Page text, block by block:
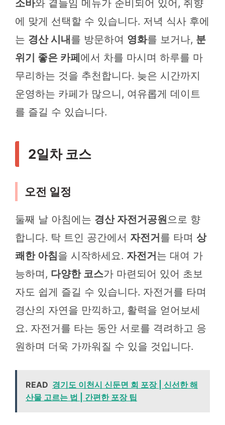
소바와 곁들임 메뉴가 준비되어 있어, 취향
에 맞게 선택할 수 있습니다. 저녁 식사 후에
는 경산 시내를 방문하여 영화를 보거나, 분
위기 좋은 카페에서 차를 마시며 하루를 마
무리하는 것을 추천합니다. 늦은 시간까지
운영하는 카페가 많으니, 여유롭게 데이트
를 즐길 수 있습니다.
2일차 코스
오전 일정
둘째 날 아침에는 경산 자전거공원으로 향
합니다. 탁 트인 공간에서 자전거를 타며 상
쾌한 아침을 시작하세요. 자전거는 대여 가
능하며, 다양한 코스가 마련되어 있어 초보
자도 쉽게 즐길 수 있습니다. 자전거를 타며
경산의 자연을 만끽하고, 활력을 얻어보세
요. 자전거를 타는 동안 서로를 격려하고 응
원하며 더욱 가까워질 수 있을 것입니다.
READ 경기도 이천시 신둔면 회 포장 | 신선한 해
산물 고르는 법 | 간편한 포장 팁